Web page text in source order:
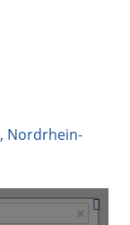
, Nordrhein-